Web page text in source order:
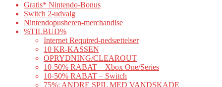
Gratis* Nintendo-Bonus
Switch 2-udvalg
Nintendopusheren-merchandise
%TILBUD%
Internet Required-nedsættelser
10 KR-KASSEN
OPRYDNING/CLEAROUT
10-50% RABAT – Xbox One/Series
10-50% RABAT – Switch
75%: ANDRE SPIL MED VANDSKADE